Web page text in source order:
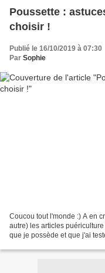
Poussette :
choisir !
Publié le 16/10/2019 à 07:30
Par Sophie
Coucou tout l'monde :) A en
autre) les articles
que je possède et que j'ai